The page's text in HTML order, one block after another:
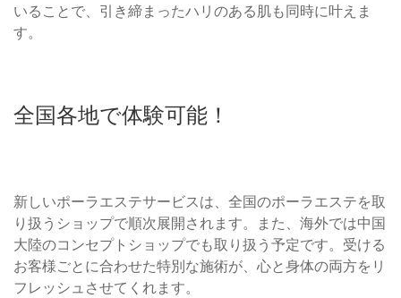
いることで、引き締まったハリのある肌も同時に叶えま
す。
全国各地で体験可能！
新しいポーラエステサービスは、全国のポーラエステを取
り扱うショップで順次展開されます。また、海外では中国
大陸のコンセプトショップでも取り扱う予定です。受ける
お客様ごとに合わせた特別な施術が、心と身体の両方をリ
フレッシュさせてくれます。